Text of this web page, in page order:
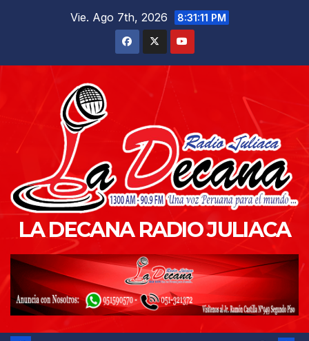
Vie. Ago 7th, 2026 8:31:12 PM
LA DECANA RADIO JULIACA